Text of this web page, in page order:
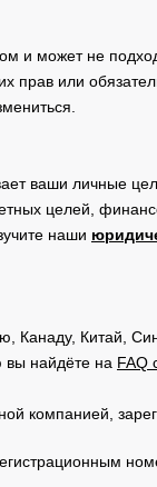
и может не
прав или
ваши личные
целей,
наши
Канаду, Китай,
найдёте на FAQ
компанией,